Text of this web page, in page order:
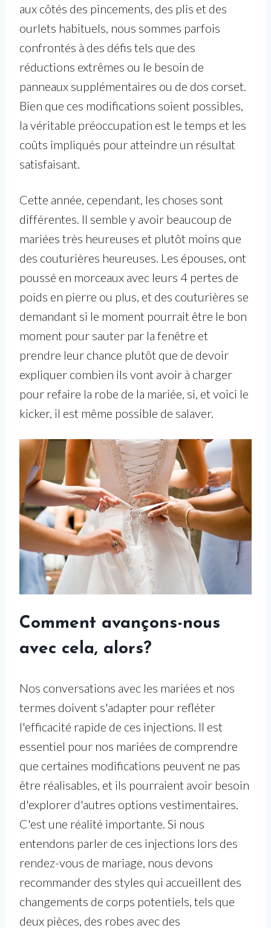
aux côtés des pincements, des plis et des
ourlets habituels, nous sommes parfois
confrontés à des défis tels que des
réductions extrêmes ou le besoin de
panneaux supplémentaires ou de dos corset.
Bien que ces modifications soient possibles,
la véritable préoccupation est le temps et les
coûts impliqués pour atteindre un résultat
satisfaisant.
Cette année, cependant, les choses sont
différentes. Il semble y avoir beaucoup de
mariées très heureuses et plutôt moins que
des couturières heureuses. Les épouses, ont
poussé en morceaux avec leurs 4 pertes de
poids en pierre ou plus, et des couturières se
demandant si le moment pourrait être le bon
moment pour sauter par la fenêtre et
prendre leur chance plutôt que de devoir
expliquer combien ils vont avoir à charger
pour refaire la robe de la mariée, si, et voici le
kicker, il est même possible de salaver.
Comment avançons-nous
avec cela, alors?
Nos conversations avec les mariées et nos
termes doivent s'adapter pour refléter
l'efficacité rapide de ces injections. Il est
essentiel pour nos mariées de comprendre
que certaines modifications peuvent ne pas
être réalisables, et ils pourraient avoir besoin
d'explorer d'autres options vestimentaires.
C'est une réalité importante. Si nous
entendons parler de ces injections lors des
rendez-vous de mariage, nous devons
recommander des styles qui accueillent des
changements de corps potentiels, tels que
deux pièces, des robes avec des